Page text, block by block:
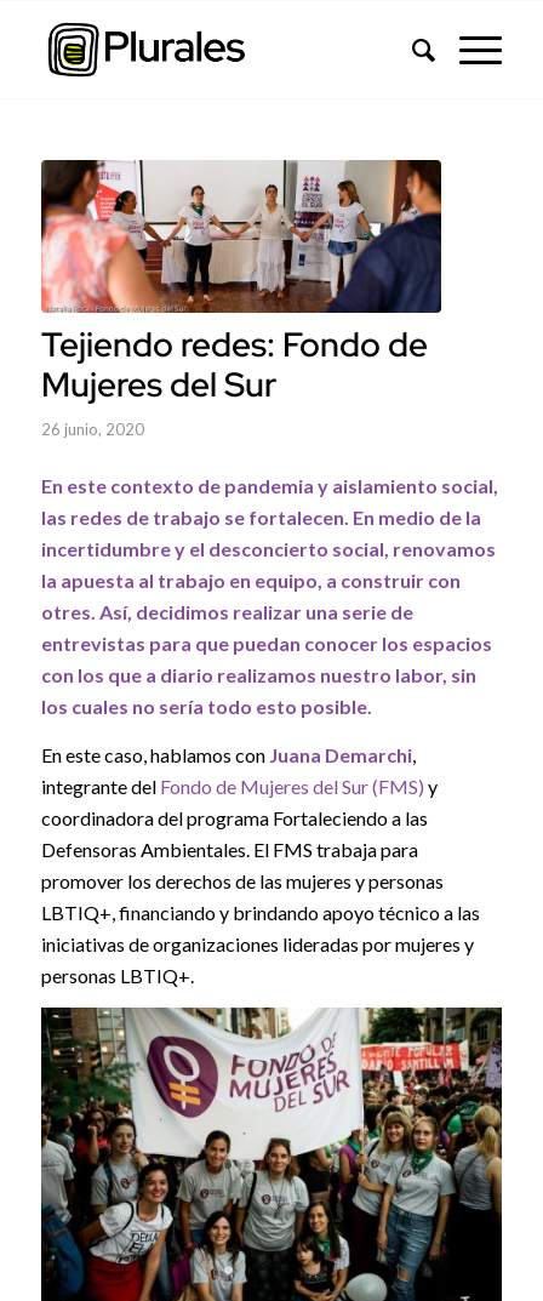
Tejiendo redes: Fondo de
Mujeres del Sur
26 junio, 2020
En este contexto de pandemia y aislamiento social,
las redes de trabajo se fortalecen. En medio de la
incertidumbre y el desconcierto social, renovamos
la apuesta al trabajo en equipo, a construir con
otres. Así, decidimos realizar una serie de
entrevistas para que puedan conocer los espacios
con los que a diario realizamos nuestro labor, sin
los cuales no sería todo esto posible.
En este caso, hablamos con Juana Demarchi,
integrante del Fondo de Mujeres del Sur (FMS) y
coordinadora del programa Fortaleciendo a las
Defensoras Ambientales. El FMS trabaja para
promover los derechos de las mujeres y personas
LBTIQ+, financiando y brindando apoyo técnico a las
iniciativas de organizaciones lideradas por mujeres y
personas LBTIQ+.